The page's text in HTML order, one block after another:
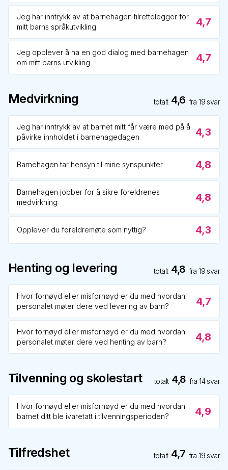
Jeg har inntrykk av at barnehagen tilrettelegger for
mitt barns språkutvikling
4,7
Jeg opplever å ha en god dialog med barnehagen
om mitt barns utvikling
4,7
Medvirkning totalt 4,6 fra19 svar
Jeg har inntrykk av at barnet mitt får være med på å
påvirke innholdet i barnehagedagen
4,3
Barnehagen tar hensyn til mine synspunkter 4,8
Barnehagen jobber for å sikre foreldrenes
medvirkning
4,8
Opplever du foreldremøte som nyttig? 4,3
Henting og levering totalt 4,8 fra19 svar
Hvor fornøyd eller misfornøyd er du med hvordan
personalet møter dere ved levering av barn?
4,7
Hvor fornøyd eller misfornøyd er du med hvordan
personalet møter dere ved henting av barn?
4,8
Tilvenning og skolestart totalt 4,8 fra14svar
Hvor fornøyd eller misfornøyd er du med hvordan
barnet ditt ble ivaretatt i tilvenningsperioden?
4,9
Tilfredshet totalt 4,7 fra19 svar